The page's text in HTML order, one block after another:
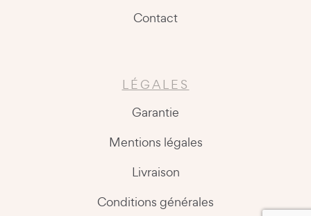
Contact
LÉGALES
Garantie
Mentions légales
Livraison
Conditions générales